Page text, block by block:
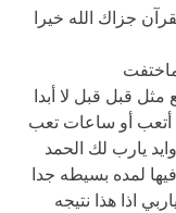
جزاك الله خيرا
قبل قبل لا أبدا
أتعب أو ساعات تعب
يارب لك الحمد
لمده بسيطه جدا
اذا هذا نتيجه